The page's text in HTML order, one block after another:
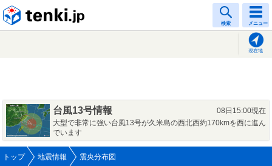
検索 メニュー
現在地
台風13号情報
08日15:00現在
大型で非常に強い台風13号が久米島の西北西約170kmを西に進ん
でいます
トップ 地震情報 震央分布図